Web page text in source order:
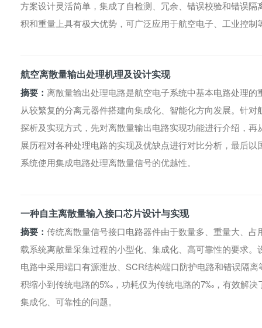
方案设计灵活简单，集成了自检测、冗余、错误校验和错误
积和重量上具有极大优势，可广泛应用于航空电子、工业控制
航空离散量输出处理机理及设计实现
摘要： 离散量输出处理电路是航空电子系统中基本电路处理
从较繁复的分离元器件搭建向集成化、智能化方向发展。针
探析及实现方式，先对离散量输出电路实现功能进行介绍，
展历程对各种处理电路的实现及优缺点进行对比分析，最后
系统使用集成电路处理离散量信号的优越性。
一种自主离散量输入接口芯片设计与实现
摘要： 传统离散量信号接口电路器件由于数量多、重量大、
载系统离散量采集过程的小型化、集成化、高可靠性的要求
电路中采用端口有源泄放、SCR结构端口防护电路和错误隔
积缩小到传统电路的5‰，功耗仅为传统电路的7‰，有效解决
集成化、可靠性的问题。